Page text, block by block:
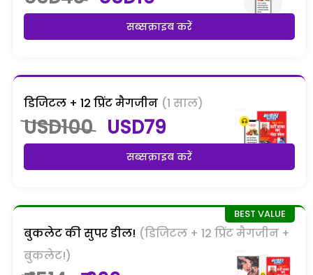
सब्सक्राइब करें
डिजिटल + 12 प्रिंट मैगजीन (1 साल)
USD100 USD79
सब्सक्राइब करें
बुकलेट की सुपर डील! (डिजिटल + 12 प्रिंट मैगजीन +
बुकलेट!)